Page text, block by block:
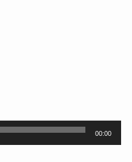
00:00